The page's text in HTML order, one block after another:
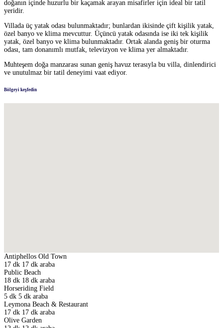
doğanın içinde huzurlu bir kaçamak arayan misafirler için ideal bir tatil
yeridir.
Villada üç yatak odası bulunmaktadır; bunlardan ikisinde çift kişilik yatak,
özel banyo ve klima mevcuttur. Üçüncü yatak odasında ise iki tek kişilik
yatak, özel banyo ve klima bulunmaktadır. Ortak alanda geniş bir oturma
odası, tam donanımlı mutfak, televizyon ve klima yer almaktadır.
Muhteşem doğa manzarası sunan geniş havuz terasıyla bu villa, dinlendirici
ve unutulmaz bir tatil deneyimi vaat ediyor.
Bölgeyi keşfedin
Antiphellos Old Town
17 dk 17 dk araba
Public Beach
18 dk 18 dk araba
Horseriding Field
5 dk 5 dk araba
Leymona Beach & Restaurant
17 dk 17 dk araba
Olive Garden